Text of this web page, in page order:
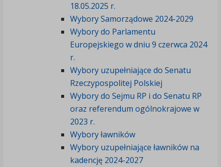
18.05.2025 r.
Wybory Samorządowe 2024-2029
Wybory do Parlamentu
Europejskiego w dniu 9 czerwca 2024
r.
Wybory uzupełniające do Senatu
Rzeczypospolitej Polskiej
Wybory do Sejmu RP i do Senatu RP
oraz referendum ogólnokrajowe w
2023 r.
Wybory ławników
Wybory uzupełniające ławników na
kadencję 2024-2027